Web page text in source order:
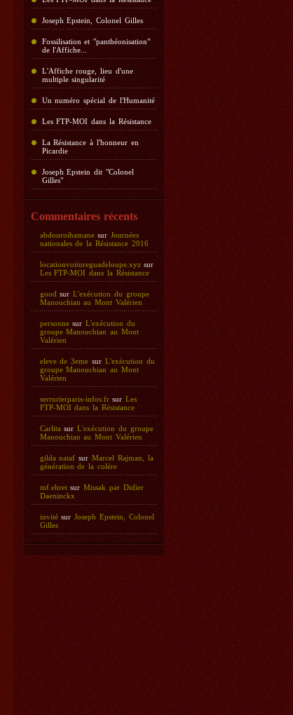
Joseph Epstein, Colonel Gilles
Fossilisation et "panthéonisation"
de l'Affiche...
L'Affiche rouge, lieu d'une
multiple singularité
Un numéro spécial de l'Humanité
Les FTP-MOI dans la Résistance
La Résistance à l'honneur en
Picardie
Joseph Epstein dit "Colonel
Gilles"
Commentaires récents
abdouroihamanesurJournées
nationales de la Résistance 2016
locationvoitureguadeloupe.xyzsur
Les FTP-MOI dans la Résistance
good surL'exécution du groupe
Manouchian au Mont Valérien
personnesurL'exécution du
groupe Manouchian au Mont
Valérien
eleve de 3eme sur L'exécution du
groupe Manouchian au Mont
Valérien
serrurierparis-infos.frsurLes
FTP-MOI dans la Résistance
Carlita surL'exécution du groupe
Manouchian au Mont Valérien
gilda nataf surMarcel Rajman, la
génération de la colère
mf.ehretsurMissak par Didier
Daeninckx
invitésurJoseph Epstein, Colonel
Gilles